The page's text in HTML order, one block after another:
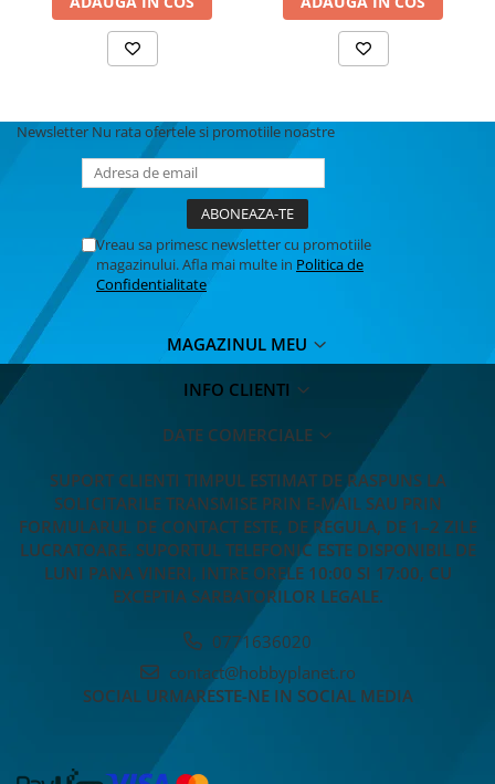
Newsletter Nu rata ofertele si promotiile noastre
Vreau sa primesc newsletter cu promotiile
magazinului. Afla mai multe in Politica de
Confidentialitate
MAGAZINUL MEU
INFO CLIENTI
DATE COMERCIALE
SUPORT CLIENTI TIMPUL ESTIMAT DE RASPUNS LA
SOLICITARILE TRANSMISE PRIN E-MAIL SAU PRIN
FORMULARUL DE CONTACT ESTE, DE REGULA, DE 1–2 ZILE
LUCRATOARE. SUPORTUL TELEFONIC ESTE DISPONIBIL DE
LUNI PANA VINERI, INTRE ORELE 10:00 SI 17:00, CU
EXCEPTIA SARBATORILOR LEGALE.
0771636020
contact@hobbyplanet.ro
SOCIAL URMARESTE-NE IN SOCIAL MEDIA